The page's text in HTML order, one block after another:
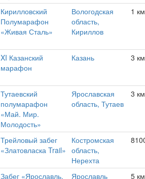
Кирилловский
Полумарафон
«Живая Сталь»
Вологодская
область,
Кириллов
1
XI Казанский
марафон
Казань 3 км
Тутаевский
полумарафон
«Май. Мир.
Молодость»
Ярославская
область, Тутаев
3 км
Трейловый забег
«Златовласка Trail»
Костромская
область,
Нерехта
Забег «Ярославль.
Ярославль 5 км